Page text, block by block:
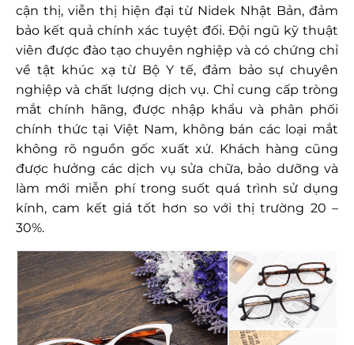
cận thị, viễn thị hiện đại từ Nidek Nhật Bản, đảm
bảo kết quả chính xác tuyệt đối. Đội ngũ kỹ thuật
viên được đào tạo chuyên nghiệp và có chứng chỉ
về tật khúc xạ từ Bộ Y tế, đảm bảo sự chuyên
nghiệp và chất lượng dịch vụ. Chỉ cung cấp tròng
mắt chính hãng, được nhập khẩu và phân phối
chính thức tại Việt Nam, không bán các loại mắt
không rõ nguồn gốc xuất xứ. Khách hàng cũng
được hưởng các dịch vụ sửa chữa, bảo dưỡng và
làm mới miễn phí trong suốt quá trình sử dụng
kính, cam kết giá tốt hơn so với thị trường 20 –
30%.